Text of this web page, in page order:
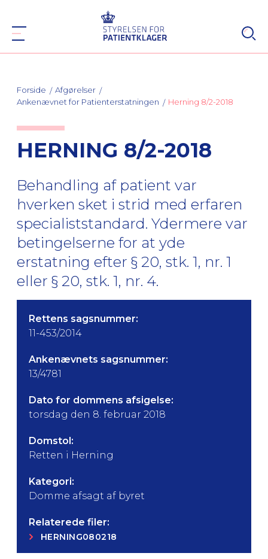
Forside
Afgørelser
Ankenævnet for Patienterstatningen
Herning 8/2-2018
HERNING 8/2-2018
Behandling af patient var
hverken sket i strid med erfaren
specialiststandard. Ydermere var
betingelserne for at yde
erstatning efter § 20, stk. 1, nr. 1
eller § 20, stk. 1, nr. 4.
Rettens sagsnummer:
11-453/2014
Ankenævnets sagsnummer:
13/4781
Dato for dommens afsigelse:
torsdag den 8. februar 2018
Domstol:
Retten i Herning
Kategori:
Domme afsagt af byret
Relaterede filer:
HERNING080218